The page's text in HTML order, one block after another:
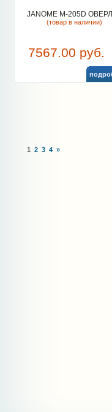
JANOME M-205D
(товар в наличии)
7567.00 руб.
1 2 3 4 »